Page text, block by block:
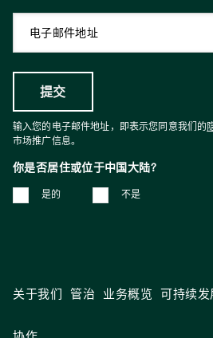
输入您的电子邮件地址，即表示您同意我们的
市场推广信息。
你是否居住或位于中国大陆?
是的 不是
关于我们 管治 业务概览 可持续发